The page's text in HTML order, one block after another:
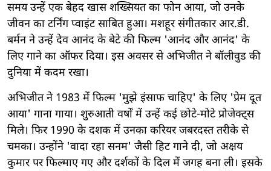
समय उन्हें एक बेहद खास शख्सियत का फोन आया, जो उनके
जीवन का टर्निंग प्वाइंट साबित हुआ। मशहूर संगीतकार आर.डी.
बर्मन ने उन्हें देव आनंद के बेटे की फिल्म 'आनंद और आनंद' के
लिए गाने का ऑफर दिया। इस अवसर से अभिजीत ने बॉलीवुड की
दुनिया में कदम रखा।
अभिजीत ने 1983 में फिल्म 'मुझे इंसाफ चाहिए' के लिए 'प्रेम दूत
आया' गाना गाया। शुरुआती वर्षों में उन्हें कई छोटे-मोटे प्रोजेक्ट्स
मिले। फिर 1990 के दशक में उनका करियर जबरदस्त तरीके से
चमका। उन्होंने 'वादा रहा सनम' जैसी हिट गाने दी, जो अक्षय
कुमार पर फिल्माए गए और दर्शकों के दिल में जगह बना ली। इसके